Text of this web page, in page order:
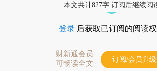
本文共计827字 订阅后继续阅
登录 后获取已订阅的阅读
财新通会员
可畅读全文
订阅/会员升级